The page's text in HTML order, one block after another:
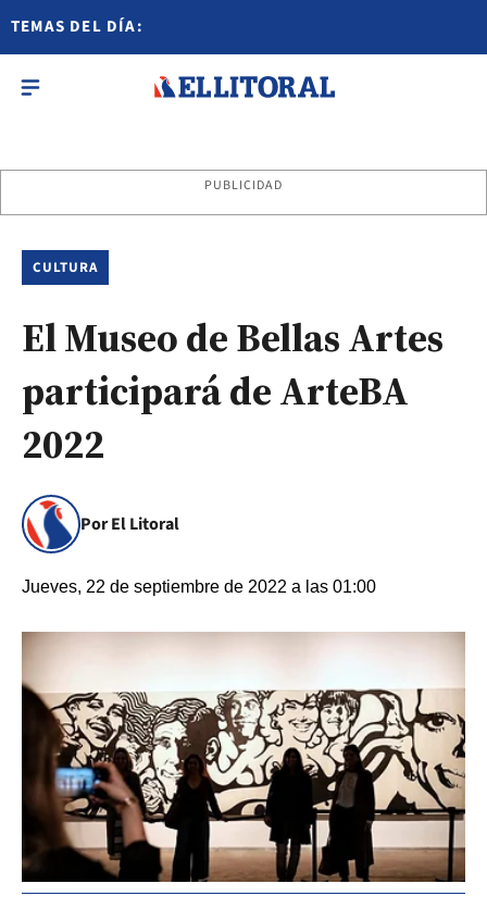
TEMAS DEL DÍA:
PUBLICIDAD
CULTURA
El Museo de Bellas Artes
participará de ArteBA
2022
Por El Litoral
Jueves, 22 de septiembre de 2022 a las 01:00